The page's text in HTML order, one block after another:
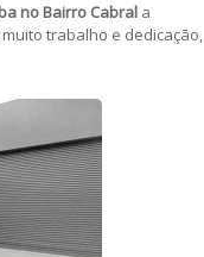
no Bairro Cabral a
trabalho e dedicação,